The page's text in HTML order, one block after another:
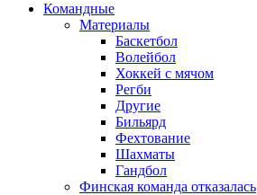
Командные
Материалы
Баскетбол
Волейбол
Хоккей с мячом
Регби
Другие
Бильярд
Фехтование
Шахматы
Гандбол
Финская команда отказалась